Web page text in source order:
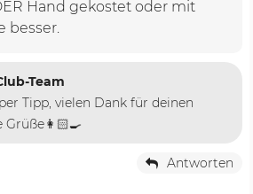
Hand gekostet oder mit
besser.
Team
Tipp, vielen Dank für deinen
Antworten